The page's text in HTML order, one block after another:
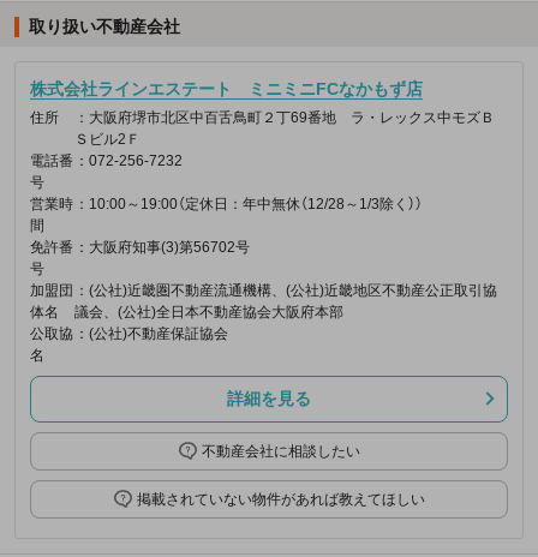
取り扱い不動産会社
株式会社ラインエステート ミニミニFCなかもず店
住所
：大阪府堺市北区中百舌鳥町２丁69番地 ラ・レックス中モズＢ
Ｓビル2Ｆ
電話番
号
：072-256-7232
営業時
間
：10:00～19:00（定休日：年中無休（12/28～1/3除く））
免許番
号
：大阪府知事(3)第56702号
加盟団
体名
：(公社)近畿圏不動産流通機構、(公社)近畿地区不動産公正取引協
議会、(公社)全日本不動産協会大阪府本部
公取協
名
：(公社)不動産保証協会
詳細を見る
不動産会社に相談したい
掲載されていない物件があれば教えてほしい